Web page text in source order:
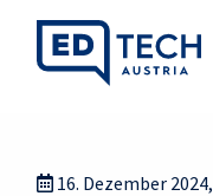
16. Dezember 2024,